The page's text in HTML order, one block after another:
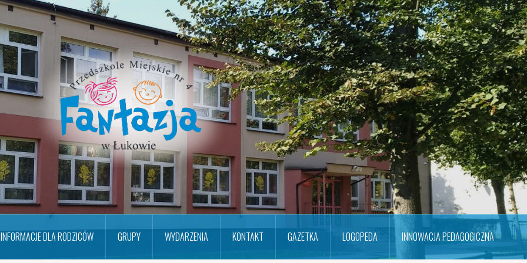
INFORMACJE DLA RODZICÓW GRUPY WYDARZENIA KONTAKT GAZETKA LOGOPEDA INNOWACJA PEDAGOGICZNA